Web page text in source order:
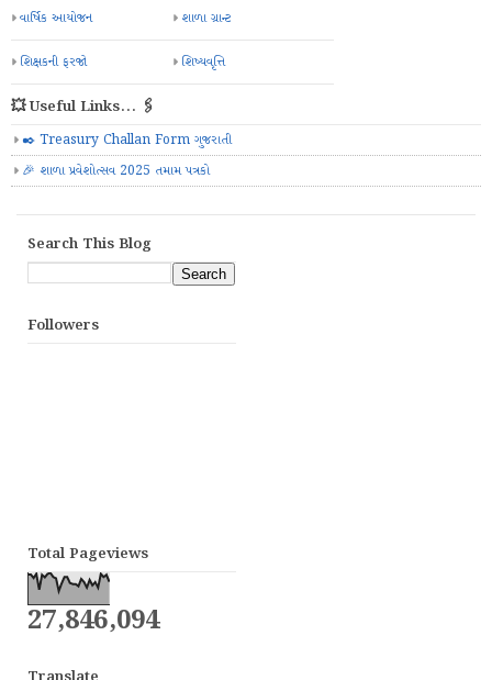
વાર્ષિક આયોજન શાળા ગ્રાન્ટ
શિક્ષકની ફરજો શિષ્યવૃત્તિ
💥 Useful Links... 🖇️
✒️ Treasury Challan Form ગુજરાતી
🎉 શાળા પ્રવેશોત્સવ 2025 તમામ પત્રકો
Search This Blog
Followers
Total Pageviews
27,846,094